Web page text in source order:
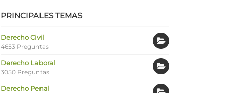
PRINCIPALES TEMAS
Derecho Civil
4653 Preguntas
Derecho Laboral
3050 Preguntas
Derecho Penal